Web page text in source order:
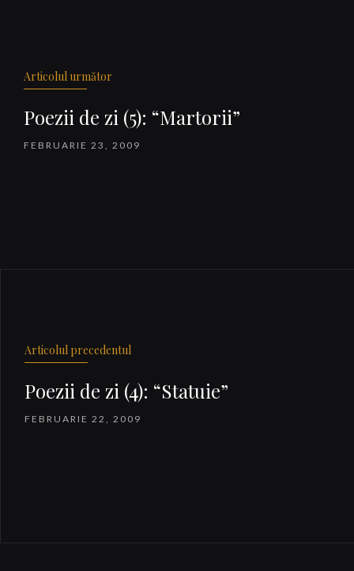
Articolul următor
Poezii de zi (5): “Martorii”
FEBRUARIE 23, 2009
Articolul precedentul
Poezii de zi (4): “Statuie”
FEBRUARIE 22, 2009